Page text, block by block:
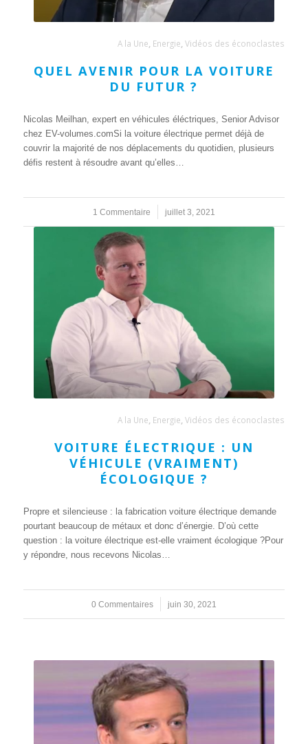
A la Une Energie ,Vidéos des éconoclastes
QUEL AVENIR POUR LA VOITURE
DU FUTUR ?
Nicolas Meilhan, expert en véhicules éléctriques, Senior Advisor
chez EV-volumes.comSi la voiture électrique permet déjà de
couvrir la majorité de nos déplacements du quotidien, plusieurs
défis restent à résoudre avant qu’elles…
1 Commentaire
/ juillet 3, 2021
A la Une Energie ,Vidéos des éconoclastes
VOITURE ÉLECTRIQUE : UN
VÉHICULE (VRAIMENT)
ÉCOLOGIQUE ?
Propre et silencieuse : la fabrication voiture électrique demande
pourtant beaucoup de métaux et donc d’énergie. D’où cette
question : la voiture électrique est-elle vraiment écologique ?Pour
y répondre, nous recevons Nicolas…
0 Commentaires
/ juin 30, 2021